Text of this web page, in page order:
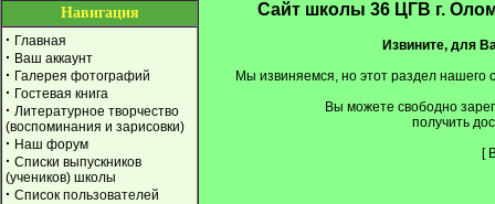
Навигация
· Главная
· Ваш аккаунт
· Галерея фотографий
· Гостевая книга
· Литературное творчество
(воспоминания и зарисовки)
· Наш форум
· Списки выпускников
(учеников) школы
· Список пользователей
Cайт школы 36 ЦГВ г.
Извините, для
Мы извиняемся, но этот раздел нашего
Вы можете свободно
получить
[